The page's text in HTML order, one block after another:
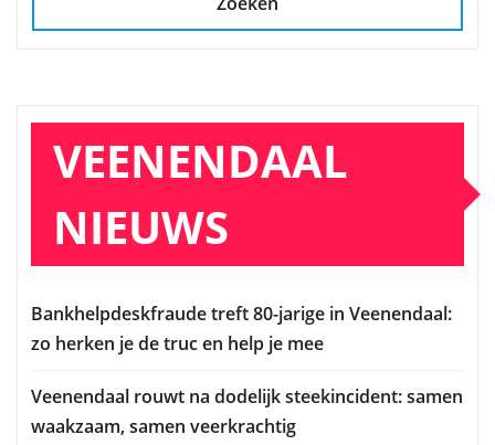
VEENENDAAL
NIEUWS
Bankhelpdeskfraude treft 80-jarige in Veenendaal:
zo herken je de truc en help je mee
Veenendaal rouwt na dodelijk steekincident: samen
waakzaam, samen veerkrachtig